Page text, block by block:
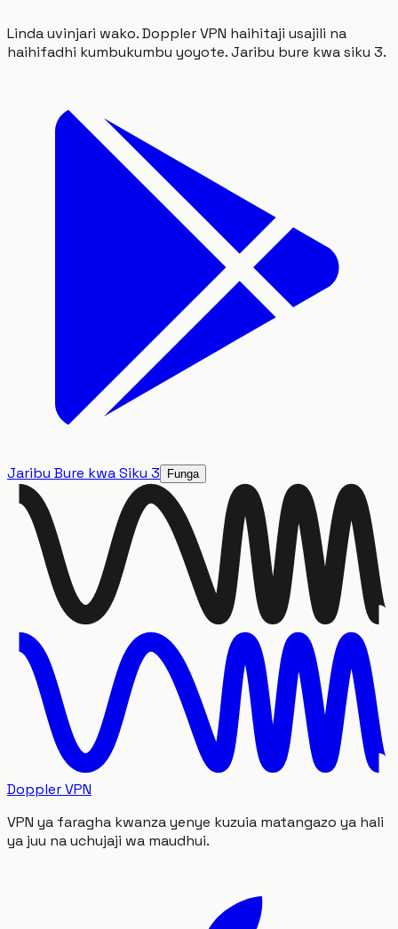
Linda uvinjari wako. Doppler VPN haihitaji usajili na
haihifadhi kumbukumbu yoyote. Jaribu bure kwa siku 3.
Jaribu Bure kwa Siku 3 Funga
Doppler VPN
VPN ya faragha kwanza yenye kuzuia matangazo ya hali
ya juu na uchujaji wa maudhui.